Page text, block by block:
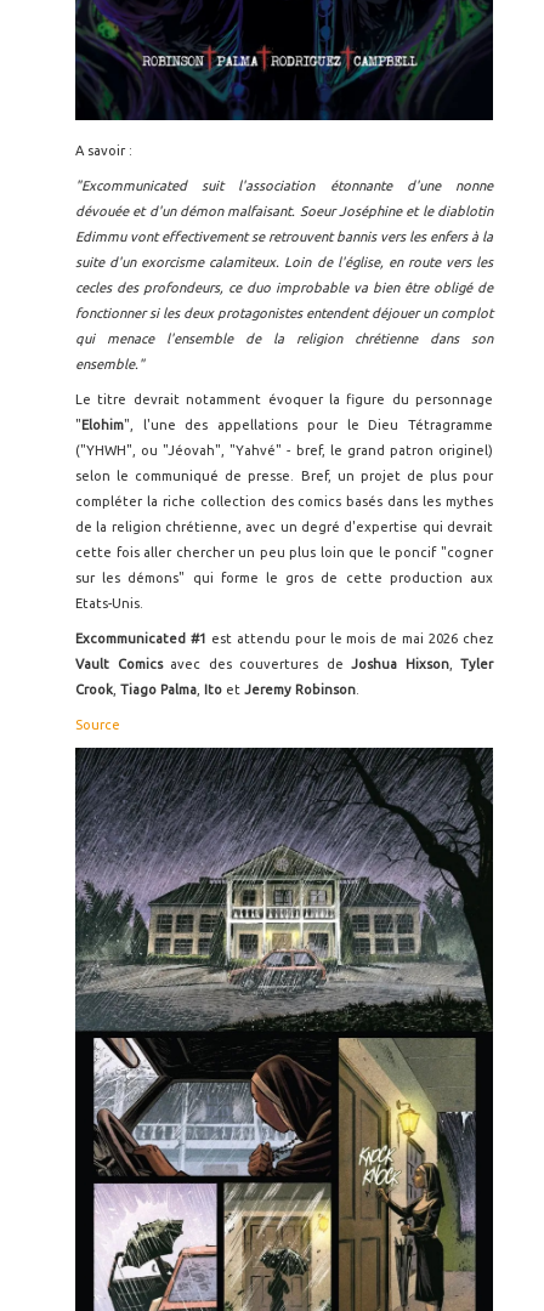
A savoir :
"Excommunicated suit l'association étonnante d'une nonne
dévouée et d'un démon malfaisant. Soeur Joséphine et le diablotin
Edimmu vont effectivement se retrouvent bannis vers les enfers à la
suite d'un exorcisme calamiteux. Loin de l'église, en route vers les
cecles des profondeurs, ce duo improbable va bien être obligé de
fonctionner si les deux protagonistes entendent déjouer un complot
qui menace l'ensemble de la religion chrétienne dans son
ensemble."
Le titre devrait notamment évoquer la figure du personnage
" Elohim", l'une des appellations pour le Dieu Tétragramme
("YHWH", ou "Jéovah", "Yahvé" - bref, le grand patron originel)
selon le communiqué de presse. Bref, un projet de plus pour
compléter la riche collection des comics basés dans les mythes
de la religion chrétienne, avec un degré d'expertise qui devrait
cette fois aller chercher un peu plus loin que le poncif "cogner
sur les démons" qui forme le gros de cette production aux
Etats-Unis.
Excommunicated #1
est attendu pour le mois de mai 2026 chez
Vault Comicsavec des couvertures de Joshua Hixson, Tyler
Crook, Tiago Palma, Ito et Jeremy Robinson.
Source